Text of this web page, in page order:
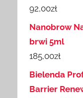
92,00zł
Nanobrow
brwi 5ml
185,00zł
Bielenda
Barrier